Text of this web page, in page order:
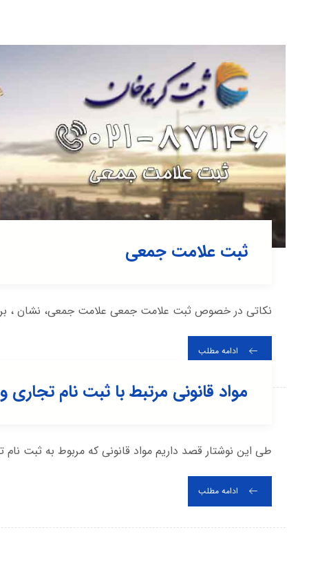
ثبت علامت جمعی
نکاتی در خصوص ثبت علامت جمعی علامت جمعی، نشان ،
ادامه مطلب
مواد قانونی مرتبط با ثبت نام
طی این نوشتار قصد داریم مواد قانونی که مربوط به ثبت
ادامه مطلب